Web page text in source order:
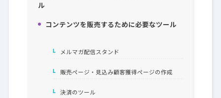
ル
コンテンツを販売するために必要なツール
4-2-1.メルマガ配信スタンド
4-2-2.販売ページ・見込み顧客獲得ページの作成
4-3.決済のツール